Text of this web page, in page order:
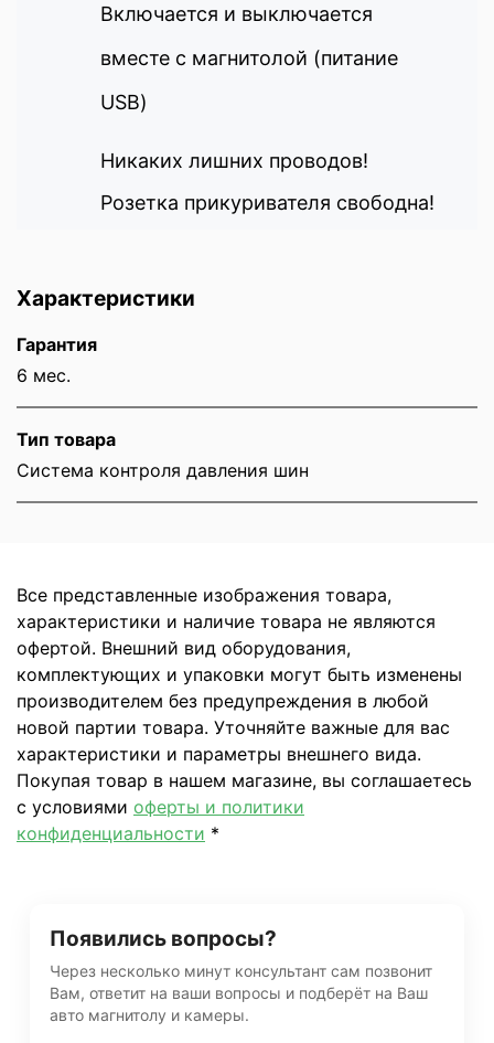
Включается и выключается
вместе с магнитолой (питание
USB)
Никаких лишних проводов!
Розетка прикуривателя свободна!
Характеристики
Гарантия
6 мес.
Тип товара
Система контроля давления шин
Все представленные изображения товара,
характеристики и наличие товара не являются
офертой. Внешний вид оборудования,
комплектующих и упаковки могут быть изменены
производителем без предупреждения в любой
новой партии товара. Уточняйте важные для вас
характеристики и параметры внешнего вида.
Покупая товар в нашем магазине, вы соглашаетесь
с условиями оферты и политики
конфиденциальности *
Появились вопросы?
Через несколько минут консультант сам позвонит
Вам, ответит на ваши вопросы и подберёт на Ваш
авто магнитолу и камеры.